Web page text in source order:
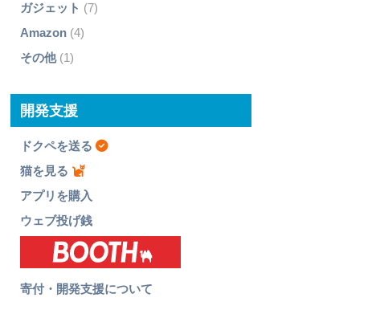
ガジェット (7)
Amazon(4)
その他(1)
開発支援
ドクペを送る
猫を見る
アプリを購入
ウェブ投げ銭
寄付・開発支援について